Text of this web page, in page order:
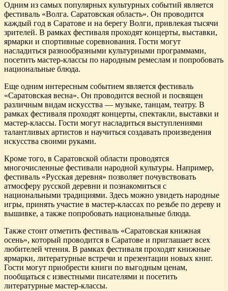
Одним из самых популярных культурных событий является
фестиваль «Волга. Саратовская область». Он проводится
каждый год в Саратове и на берегу Волги, привлекая тысячи
зрителей. В рамках фестиваля проходят концерты, выставки,
ярмарки и спортивные соревнования. Гости могут
насладиться разнообразными культурными программами,
посетить мастер-классы по народным ремеслам и попробовать
национальные блюда.
Еще одним интересным событием является фестиваль
«Саратовская весна». Он проводится весной и посвящен
различным видам искусства — музыке, танцам, театру. В
рамках фестиваля проходят концерты, спектакли, выставки и
мастер-классы. Гости могут насладиться выступлениями
талантливых артистов и научиться создавать произведения
искусства своими руками.
Кроме того, в Саратовской области проводятся
многочисленные фестивали народной культуры. Например,
фестиваль «Русская деревня» позволяет почувствовать
атмосферу русской деревни и познакомиться с
национальными традициями. Здесь можно увидеть народные
игры, принять участие в мастер-классах по резьбе по дереву и
вышивке, а также попробовать национальные блюда.
Также стоит отметить фестиваль «Саратовская книжная
осень», который проводится в Саратове и приглашает всех
любителей чтения. В рамках фестиваля проходят книжные
ярмарки, литературные встречи и презентации новых книг.
Гости могут приобрести книги по выгодным ценам,
пообщаться с известными писателями и посетить
литературные мастер-классы.